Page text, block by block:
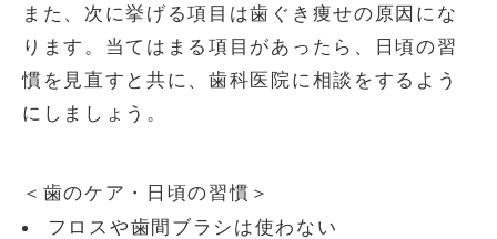
また、次に挙げる項目は歯ぐき痩せの原因にな
ります。当てはまる項目があったら、日頃の習
慣を見直すと共に、歯科医院に相談をするよう
にしましょう。
＜歯のケア・日頃の習慣＞
フロスや歯間ブラシは使わない